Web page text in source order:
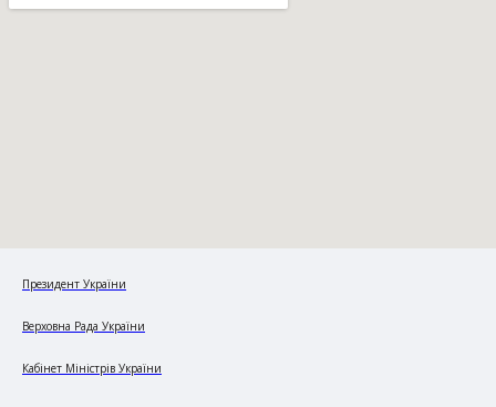
Президент України
Верховна Рада України
Кабінет Міністрів України